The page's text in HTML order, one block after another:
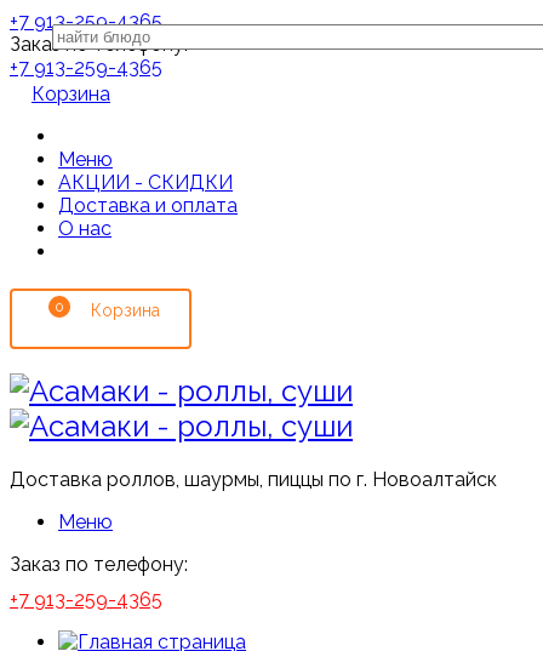
+7 913-259-4365
Заказ по телефону:
+7 913-259-4365
Корзина
Меню
АКЦИИ - СКИДКИ
Доставка и оплата
О нас
0
Доставка роллов, шаурмы, пиццы по г. Новоалтайск
Меню
Заказ по телефону:
+7 913-259-4365